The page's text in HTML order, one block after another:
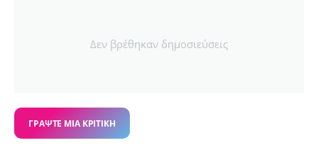
Δεν βρέθηκαν δημοσιεύσεις
ΓΡΆΨΤΕ ΜΙΑ ΚΡΙΤΙΚΉ